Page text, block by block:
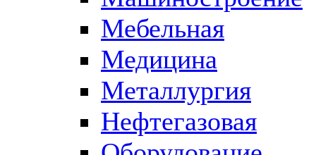
Мебельная
Медицина
Металлургия
Нефтегазовая